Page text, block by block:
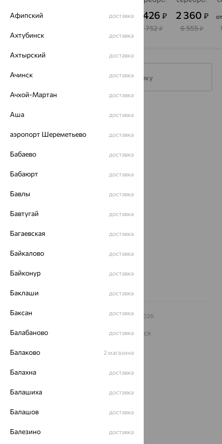
2 497₽ 2 732₽ 1 426 ₽
4 752₽
2 360 ₽
6 555₽
Подписаться на рассылку
Каталог
Магазины
ул. Зегеля, 27/2
8 (800) 250-02-30
© ООО «Ювелирный дом «Кристалл»,2009 – 2026
На информационном ресурсе применяются
ОГРН 1044800168379
Афипский доставка
Ахтубинск доставка
Ахтырский доставка
Ачинск доставка
Ачхой-Мартан доставка
Аша доставка
аэропорт Шереметьево доставка
Бабаево доставка
Бабаюрт доставка
Бавлы доставка
Бавтугай доставка
Багаевская доставка
Байкалово доставка
Байконур доставка
Баклаши доставка
Баксан доставка
Балабаново доставка
Балаково 2 магазина
Балахна доставка
Балашиха доставка
Балашов доставка
Балезино доставка